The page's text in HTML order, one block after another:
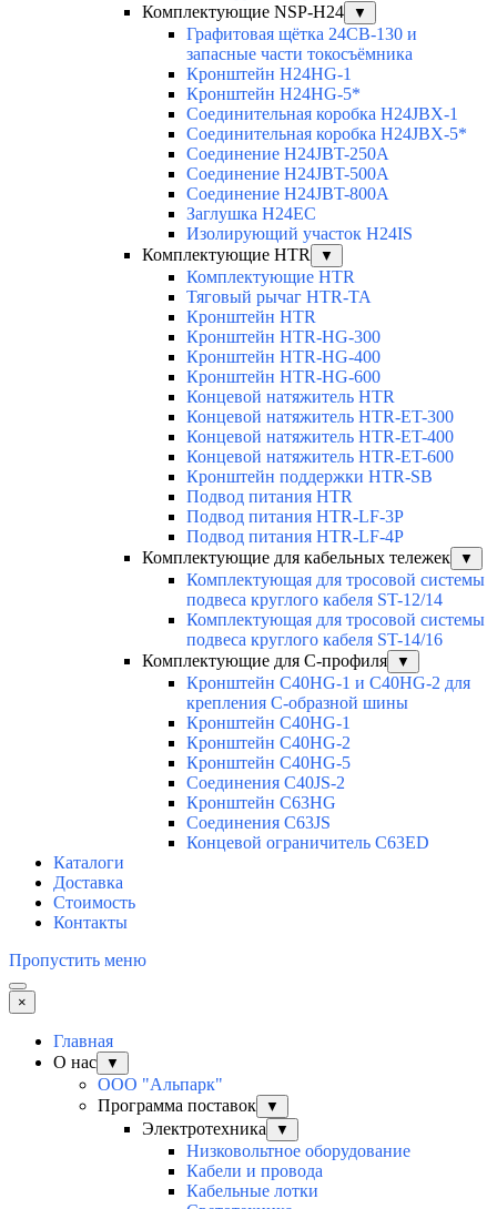
Комплектующие NSP-H24
▼
Графитовая щётка 24CB-130 и
запасные части токосъёмника
Кронштейн H24HG-1
Кронштейн H24HG-5*
Соединительная коробка H24JBX-1
Соединительная коробка H24JBX-5*
Соединение H24JBT-250A
Соединение H24JBT-500A
Соединение H24JBT-800A
Заглушка H24EC
Изолирующий участок H24IS
Комплектующие HTR
▼
Комплектующие HTR
Тяговый рычаг HTR-TA
Кронштейн HTR
Кронштейн HTR-HG-300
Кронштейн HTR-HG-400
Кронштейн HTR-HG-600
Концевой натяжитель HTR
Концевой натяжитель HTR-ET-300
Концевой натяжитель HTR-ET-400
Концевой натяжитель HTR-ET-600
Кронштейн поддержки HTR-SB
Подвод питания HTR
Подвод питания HTR-LF-3P
Подвод питания HTR-LF-4P
Комплектующие для кабельных тележек
▼
Комплектующая для тросовой системы
подвеса круглого кабеля ST-12/14
Комплектующая для тросовой системы
подвеса круглого кабеля ST-14/16
Комплектующие для С-профиля
▼
Кронштейн C40HG-1 и C40HG-2 для
крепления С-образной шины
Кронштейн C40HG-1
Кронштейн C40HG-2
Кронштейн C40HG-5
Соединения C40JS-2
Кронштейн C63HG
Соединения C63JS
Концевой ограничитель C63ED
Каталоги
Доставка
Стоимость
Контакты
Пропустить меню
×
Главная
О нас
▼
ООО "Альпарк"
Программа поставок
▼
Электротехника ▼
Низковольтное оборудование
Кабели и провода
Кабельные лотки